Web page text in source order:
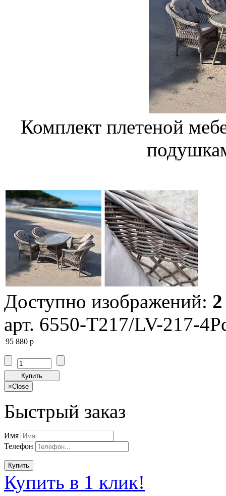
Комплект плетеной
Доступно изображений: 2
арт. 6550-T217/LV-217-
95 880 p
Купить
×Close
Быстрый заказ
Имя
Телефон
Купить
Купить в 1 клик!